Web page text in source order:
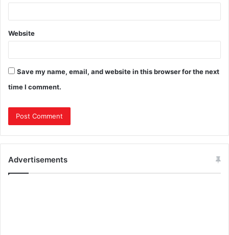
Website
Save my name, email, and website in this browser for the next
time I comment.
Advertisements